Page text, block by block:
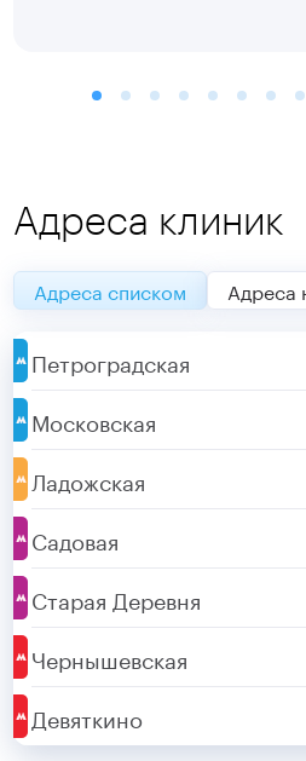
Адреса клиник
Адреса списком Адреса
Петроградская
Московская
Ладожская
Садовая
Старая Деревня
Чернышевская
Девяткино